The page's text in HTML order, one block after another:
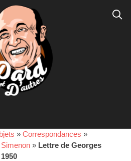
» Correspondances »
» Lettre de Georges